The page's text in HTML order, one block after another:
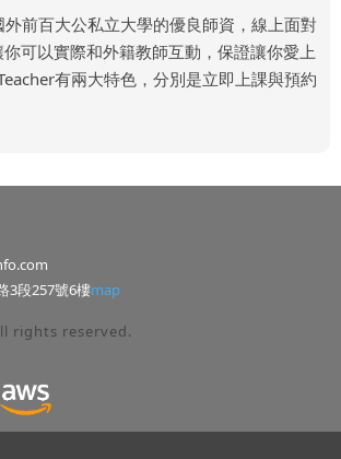
外前百大公私立大學的優良師資，線上面對
可以實際和外籍教師互動，保證讓你愛上
有兩大特色，分別是立即上課與預約
3段257號6樓map
rights reserved.